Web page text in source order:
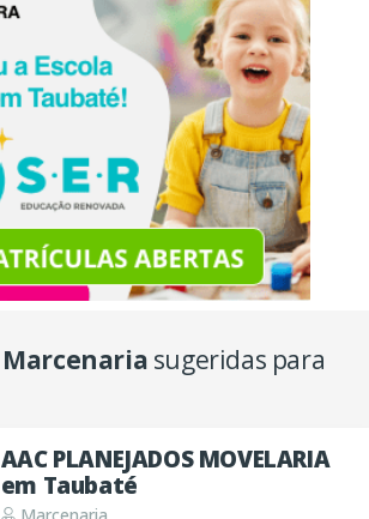
Marcenaria sugeridas para
AAC PLANEJADOS MOVELARIA
em Taubaté
Marcenaria